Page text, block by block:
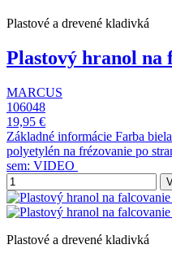
Plastové a drevené kladivká
Plastový hranol na
MARCUS
106048
19,95 €
Základné informácie Farba
polyetylén na frézovanie po
sem: VIDEO
Plastové a drevené kladivká